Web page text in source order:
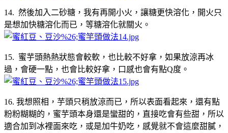
14. 然後加入二砂糖，我有再開小火，讓糖更快溶化，開火只
是想加快糖溶化而已，等糖溶化就關火。
15. 蜜芋頭熱熱狀態會較軟，也比較不好拿，如果放涼再冰
過，會硬一點，也會比較好拿，口感也會有點Q度。
16. 我想照相，芋頭只稍放涼而已，所以表面看起來，還有點
粉粉糊糊的，蜜芋頭本身還是蠻甜的，直接吃會有些甜，所以
適合加到冰裡面來吃，或是加牛奶吃，感覺就不會這麼甜膩，